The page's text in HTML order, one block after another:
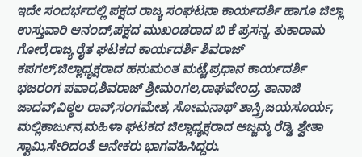
ಇದೇ ಸಂದರ್ಭದಲ್ಲಿ ಪಕ್ಷದ ರಾಜ್ಯ ಸಂಘಟನಾ ಕಾರ್ಯದರ್ಶಿ ಹಾಗೂ ಜಿಲ್ಲಾ
ಉಸ್ತುವಾರಿ ಆನಂದ್,ಪಕ್ಷದ ಮುಖಂಡರಾದ ಬಿ ಕೆ ಪ್ರಸನ್ನ, ತುಕಾರಾಮ
ಗೋರೆ,ರಾಜ್ಯ ರೈತ ಘಟಕದ ಕಾರ್ಯದರ್ಶಿ ಶಿವರಾಜ್
ಕಪಗಲ್,ಜಿಲ್ಲಾಧ್ಯಕ್ಷರಾದ ಹನುಮಂತ ಮಟ್ಟೆ,ಪ್ರಧಾನ ಕಾರ್ಯದರ್ಶಿ
ಭಜರಂಗ ಪವಾರ,ಶಿವರಾಜ್ ಶ್ರೀಮಂಗಲ,ರಾಘವೇಂದ್ರ, ತಾನಾಜಿ
ಜಾದವ್,ವಿಠ್ಠಲ ರಾವ್,ಸಂಗಮೇಶ, ಸೋಮನಾಥ್ ಶಾಸ್ತ್ರಿ,ಜಯಸೂರ್ಯ,
ಮಲ್ಲಿಕಾರ್ಜುನ,ಮಹಿಳಾ ಘಟಕದ ಜಿಲ್ಲಾಧ್ಯಕ್ಷರಾದ ಅಜ್ಜಮ್ಮ ರೆಡ್ಡಿ, ಶ್ವೇತಾ
ಸ್ವಾಮಿ,ಸೇರಿದಂತೆ ಅನೇಕರು ಭಾಗವಹಿಸಿದ್ದರು.